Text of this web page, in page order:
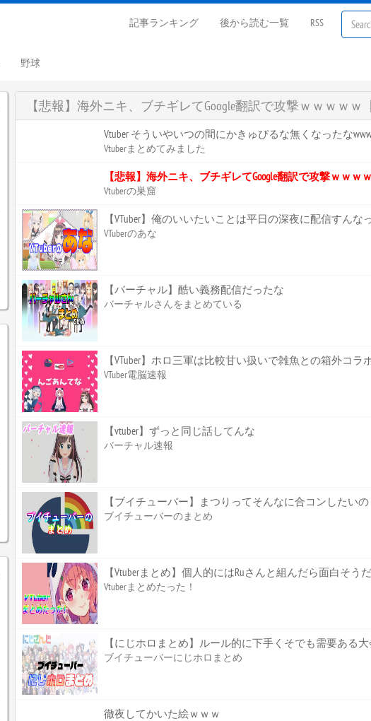
記事ランキング 後から読む一覧 RSS
野球
【悲報】海外ニキ、ブチギレてGoogle翻訳で攻撃ｗｗｗｗｗ
Vtuber そういやいつの間にかきゅぴるな無くなったな
Vtuberまとめてみました
【悲報】海外ニキ、ブチギレてGoogle翻訳で攻撃ｗｗｗ
Vtuberの巣窟
【VTuber】俺のいいたいことは平日の深夜に配信すんな
VTuberのあな
【バーチャル】酷い義務配信だったな
バーチャルさんをまとめている
【VTuber】ホロ三軍は比較甘い扱いで雑魚との箱外コラ
VTuber電脳速報
【vtuber】ずっと同じ話してんな
バーチャル速報
【ブイチューバー】まつりってそんなに合コンしたいの
ブイチューバーのまとめ
【Vtuberまとめ】個人的にはRuさんと組んだら面白そう
Vtuberまとめたった！
【にじホロまとめ】ルール的に下手くそでも需要ある大
ブイチューバーにじホロまとめ
徹夜してかいた絵ｗｗｗ